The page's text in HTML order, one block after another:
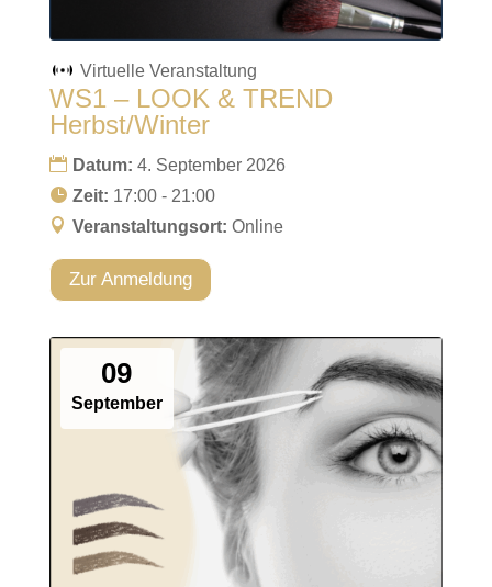
Virtuelle Veranstaltung
WS1 – LOOK & TREND
Herbst/Winter
Datum: 4. September 2026
Zeit: 17:00 - 21:00
Veranstaltungsort: Online
Zur Anmeldung
09
September